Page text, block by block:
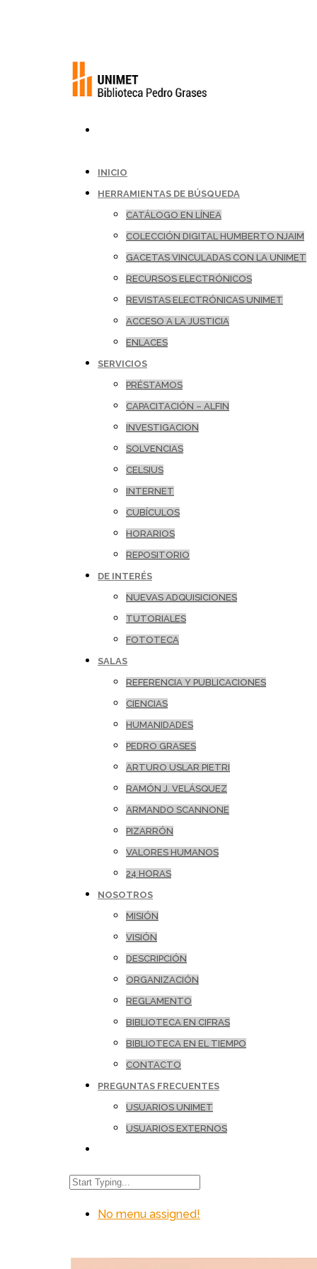
INICIO
HERRAMIENTAS DE BÚSQUEDA
CATÁLOGO EN LÍNEA
COLECCIÓN DIGITAL HUMBERTO NJAIM
GACETAS VINCULADAS CON LA UNIMET
RECURSOS ELECTRÓNICOS
REVISTAS ELECTRÓNICAS UNIMET
ACCESO A LA JUSTICIA
ENLACES
SERVICIOS
PRÉSTAMOS
CAPACITACIÓN – ALFIN
INVESTIGACION
SOLVENCIAS
CELSIUS
INTERNET
CUBÍCULOS
HORARIOS
REPOSITORIO
DE INTERÉS
NUEVAS ADQUISICIONES
TUTORIALES
FOTOTECA
SALAS
REFERENCIA Y PUBLICACIONES
CIENCIAS
HUMANIDADES
PEDRO GRASES
ARTURO USLAR PIETRI
RAMÓN J. VELÁSQUEZ
ARMANDO SCANNONE
PIZARRÓN
VALORES HUMANOS
24 HORAS
NOSOTROS
MISIÓN
VISIÓN
DESCRIPCIÓN
ORGANIZACIÓN
REGLAMENTO
BIBLIOTECA EN CIFRAS
BIBLIOTECA EN EL TIEMPO
CONTACTO
PREGUNTAS FRECUENTES
USUARIOS UNIMET
USUARIOS EXTERNOS
No menu assigned!